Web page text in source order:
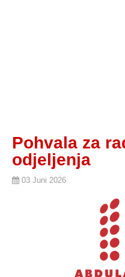
Pohvala za
odjeljenja
03 Juni 2026